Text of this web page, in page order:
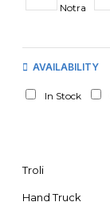
Notra
AVAILABILITY
In Stock
Troli
Hand Truck